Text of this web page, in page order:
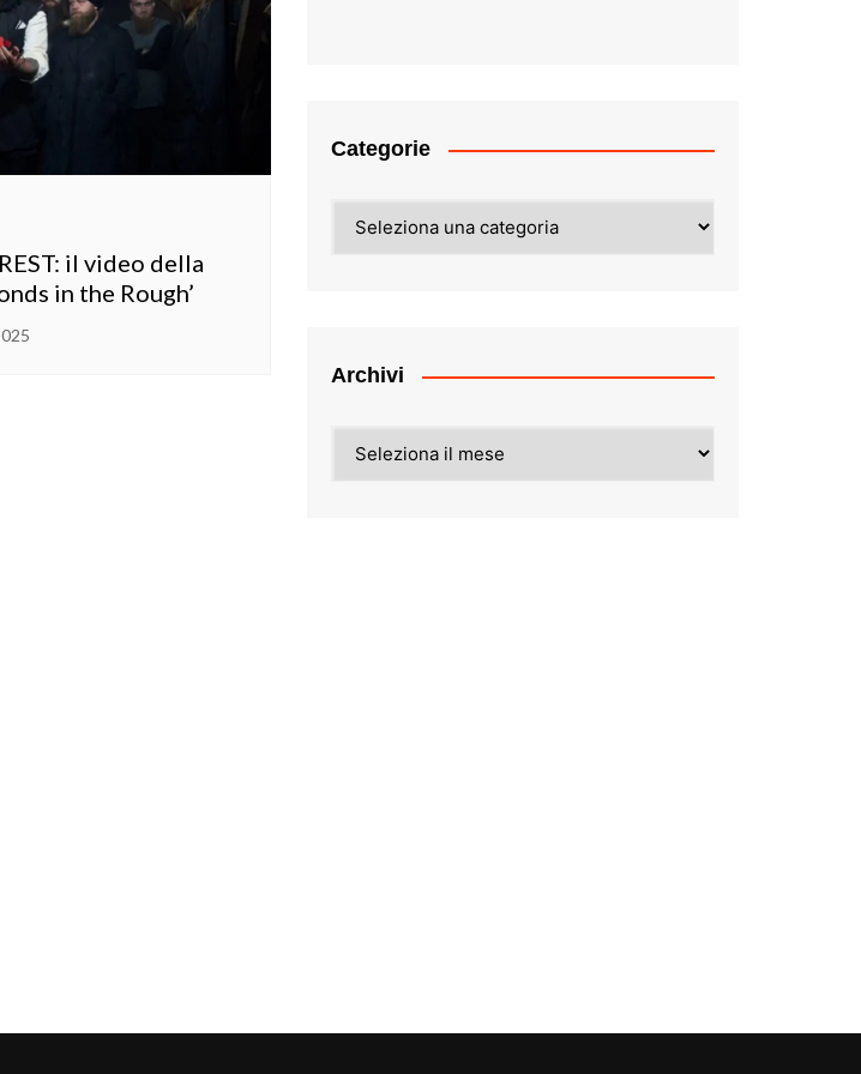
il video della
in the Rough’
Categorie
Archivi